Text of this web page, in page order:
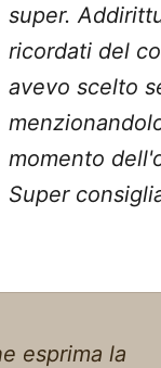
super.
ricordati del
avevo scelto
momento
Super
esprima la